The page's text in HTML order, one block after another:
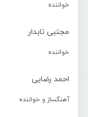
خواننده
مجتبی تابدار
خواننده
احمد رضایی
آهنگساز و خواننده